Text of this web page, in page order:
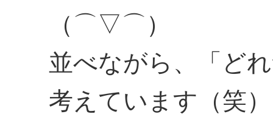
（⌒▽⌒）
並べながら、「ど
考えています（笑）